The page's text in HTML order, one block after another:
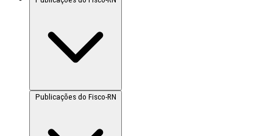
Publicações do Fisco-RN